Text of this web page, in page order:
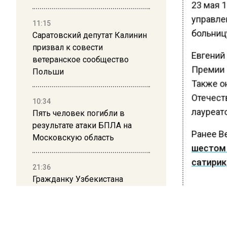
11:15
Саратовский депутат Калинин
призвал к совести
ветеранское сообщество
Польши
10:34
Пять человек погибли в
результате атаки БПЛА на
Московскую область
21:36
Гражданку Узбекистана
23 мая
Премии
Также
Ранее
шестом